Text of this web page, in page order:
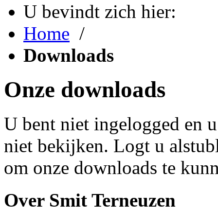
U bevindt zich hier:
Home /
Downloads
Onze downloads
U bent niet ingelogged en
niet bekijken. Logt u
om onze downloads te
Over Smit Terneuzen